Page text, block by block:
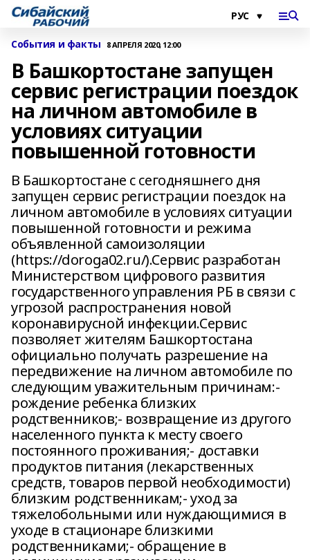
События и факты 8 АПРЕЛЯ 2020, 12:00
В Башкортостане запущен
сервис регистрации поездок
на личном автомобиле в
условиях ситуации
повышенной готовности
В Башкортостане с сегодняшнего дня
запущен сервис регистрации поездок на
личном автомобиле в условиях ситуации
повышенной готовности и режима
объявленной самоизоляции
(https://doroga02.ru/).Сервис разработан
Министерством цифрового развития
государственного управления РБ в связи с
угрозой распространения новой
коронавирусной инфекции.Сервис
позволяет жителям Башкортостана
официально получать разрешение на
передвижение на личном автомобиле по
следующим уважительным причинам:-
рождение ребенка близких
родственников;- возвращение из другого
населенного пункта к месту своего
постоянного проживания;- доставки
продуктов питания (лекарственных
средств, товаров первой необходимости)
близким родственникам;- уход за
тяжелобольными или нуждающимися в
уходе в стационаре близкими
родственниками;- обращение в